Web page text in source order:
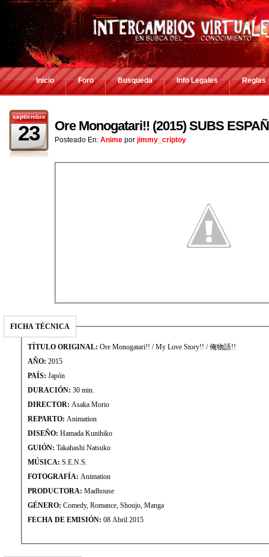
Inicio Foro Busqueda Info Legales Reglas
septiembre
23 Ore Monogatari!! (2015) SUBS
Posteado En: Anime por jimmy_criptoy
FICHA TÉCNICA
TÍTULO ORIGINAL: Ore Monogatari!! / My Love Story!! / 俺物語!!
AÑO: 2015
PAÍS: Japón
DURACIÓN: 30 min.
DIRECTOR: Asaka Morio
REPARTO: Animation
DISEÑO: Hamada Kunihiko
GUIÓN: Takahashi Natsuko
MÚSICA: S.E.N.S.
FOTOGRAFÍA: Animation
PRODUCTORA: Madhouse
GÉNERO: Comedy, Romance, Shoujo, Manga
FECHA DE EMISIÓN: 08 Abril 2015